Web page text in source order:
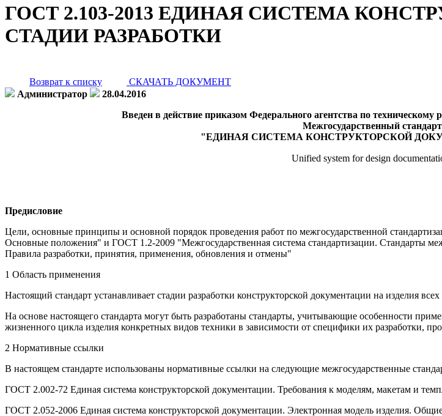
ГОСТ 2.103-2013 ЕДИНАЯ СИСТЕМА
СТАДИИ РАЗРАБОТКИ
Возврат к списку
СКАЧАТЬ ДОКУМЕНТ
Администратор
28.04.2016
Введен в действие приказом Федерального агентства по
Межгосударственный
"ЕДИНАЯ СИСТЕМА КОНСТРУКТОРСКОЙ
Unified system for design
Предисловие
Цели, основные принципы и основной порядок проведения работ по межгосударственной
Основные положения" и ГОСТ 1.2-2009 "Межгосударственная система стандартизации. Стандарты
Правила разработки, принятия, применения, обновления и отмены"
1 Область применения
Настоящий стандарт устанавливает стадии разработки конструкторской документации на изделия
На основе настоящего стандарта могут быть разработаны стандарты, учитывающие особенности
жизненного цикла изделия конкретных видов техники в зависимости от специфики их разработки,
2 Нормативные ссылки
В настоящем стандарте использованы нормативные ссылки на следующие межгосударственные
ГОСТ 2.002-72 Единая система конструкторской документации. Требования к моделям, макетам и
ГОСТ 2.052-2006 Единая система конструкторской документации. Электронная модель изделия.